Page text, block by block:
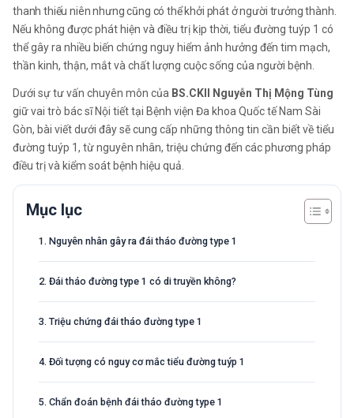
thanh thiếu niên nhưng cũng có thể khởi phát ở người trưởng thành.
Nếu không được phát hiện và điều trị kịp thời, tiểu đường tuýp 1 có
thể gây ra nhiều biến chứng nguy hiểm ảnh hưởng đến tim mạch,
thần kinh, thận, mắt và chất lượng cuộc sống của người bệnh.
Dưới sự tư vấn chuyên môn của BS.CKII Nguyễn Thị Mộng Tùng
giữ vai trò bác sĩ Nội tiết tại Bệnh viện Đa khoa Quốc tế Nam Sài
Gòn, bài viết dưới đây sẽ cung cấp những thông tin cần biết về tiểu
đường tuýp 1, từ nguyên nhân, triệu chứng đến các phương pháp
điều trị và kiểm soát bệnh hiệu quả.
Mục lục
1. Nguyên nhân gây ra đái tháo đường type 1
2. Đái tháo đường type 1 có di truyền không?
3. Triệu chứng đái tháo đường type 1
4. Đối tượng có nguy cơ mắc tiểu đường tuýp 1
5. Chẩn đoán bệnh đái tháo đường type 1